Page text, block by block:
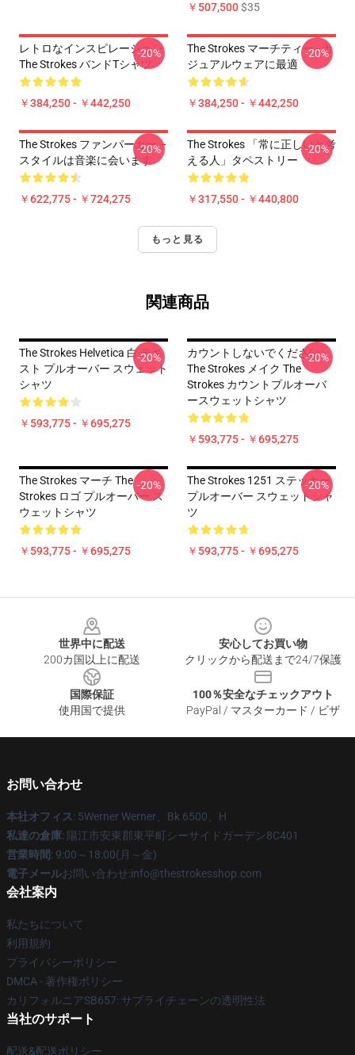
￥507,500$35
レトロなインスピレーション
The Strokes バンドTシャツ
￥384,250 - ￥442,250
-20%
The Strokes マーチティー - カ
ジュアルウェアに最適
￥384,250 - ￥442,250
-20%
The Strokes ファンパーカー –
スタイルは音楽に会います
￥622,775 - ￥724,275
-20%
The Strokes 「常に正しいと考
える人」タペストリー
￥317,550 - ￥440,800
-20%
もっと見る
関連商品
The Strokes Helvetica 白 テキ
スト プルオーバー スウェット
シャツ
￥593,775 - ￥695,275
-20%
カウントしないでください
The Strokes メイク The
Strokes カウントプルオーバ
ースウェットシャツ
￥593,775 - ￥695,275
-20%
The Strokes マーチ The
Strokes ロゴ プルオーバー ス
ウェットシャツ
￥593,775 - ￥695,275
-20%
The Strokes 1251 ステッカー
プルオーバー スウェットシャ
ツ
￥593,775 - ￥695,275
-20%
世界中に配送
200カ国以上に配送
安心してお買い物
クリックから配送まで24/7保護
国際保証
使用国で提供
100％安全なチェックアウト
PayPal / マスターカード / ビザ
お問い合わせ
本社オフィス: 5Werner Werner、Bk 6500、H
私達の倉庫: 陽江市安東郡東平町シーサイドガーデン8C401
営業時間: 9:00～18:00(月～金)
電子メールお問い合わせ:info@thestrokesshop.com
会社案内
私たちについて
利用規約
プライバシーポリシー
DMCA - 著作権ポリシー
カリフォルニアSB657: サプライチェーンの透明性法
当社のサポート
配送&配送ポリシー